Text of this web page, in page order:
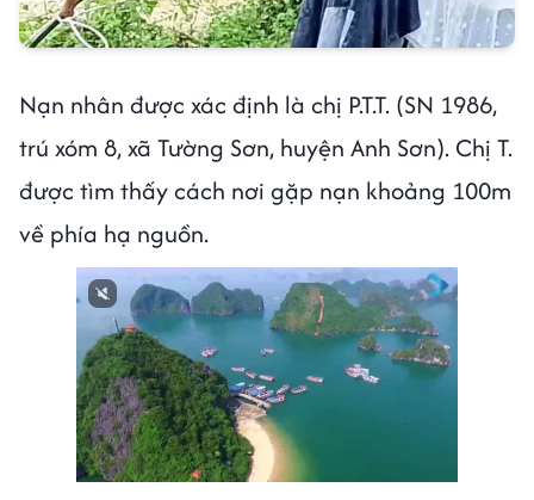
Nạn nhân được xác định là chị P.T.T. (SN 1986,
trú xóm 8, xã Tường Sơn, huyện Anh Sơn). Chị T.
được tìm thấy cách nơi gặp nạn khoảng 100m
về phía hạ nguồn.